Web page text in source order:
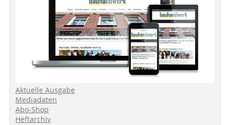
Aktuelle Ausgabe
Mediadaten
Abo-Shop
Heftarchiv